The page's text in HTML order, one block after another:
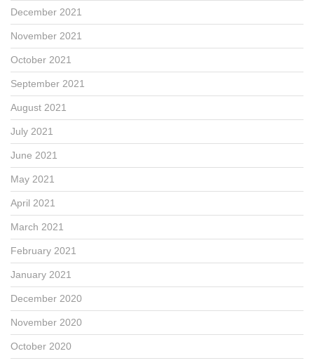
December 2021
November 2021
October 2021
September 2021
August 2021
July 2021
June 2021
May 2021
April 2021
March 2021
February 2021
January 2021
December 2020
November 2020
October 2020